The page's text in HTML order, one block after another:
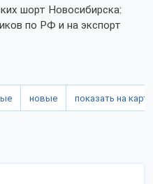
шорт Новосибирска:
по РФ и на экспорт
новые показать на карте